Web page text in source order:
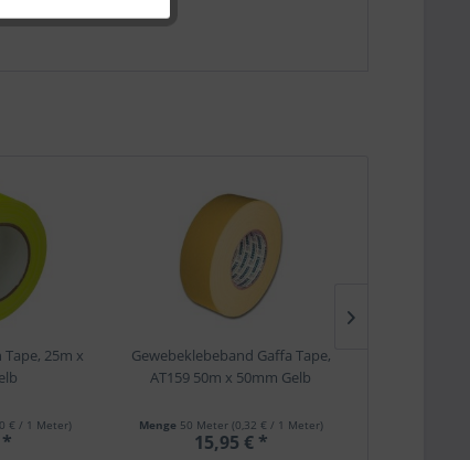
25m x
€ / 1 Meter)
*
Gewebeklebeband Gaffa Tape,
AT159 50m x 50mm Gelb
Menge 50 Meter (0,32 € / 1 Meter)
15,95 € *